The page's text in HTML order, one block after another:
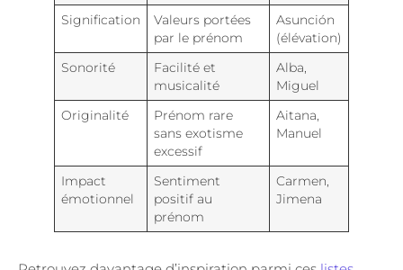
Signification
Valeurs portées
par le prénom
Asunción
(élévation)
Sonorité
Facilité et
musicalité
Alba,
Miguel
Originalité
Prénom rare
sans exotisme
excessif
Aitana,
Manuel
Impact
émotionnel
Sentiment
positif au
prénom
Carmen,
Jimena